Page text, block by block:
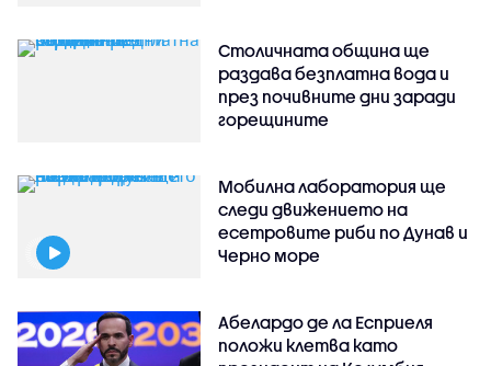
Столичната община ще
раздава безплатна вода и
през почивните дни заради
горещините
Мобилна лаборатория ще
следи движението на
есетровите риби по Дунав и
Черно море
Абелардо де ла Есприеля
положи клетва като